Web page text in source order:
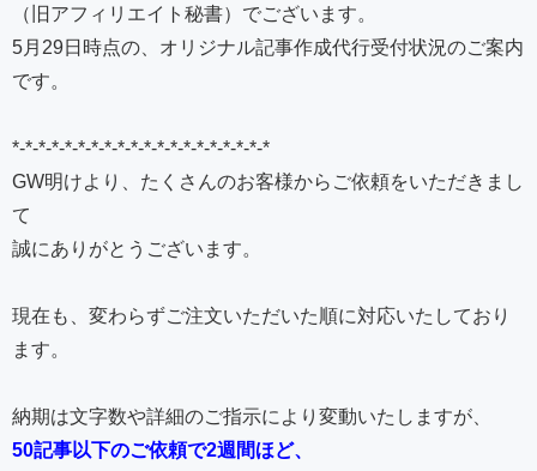
（旧アフィリエイト秘書）でございます。
5月29日時点の、オリジナル記事作成代行受付状況のご案内
です。
*-*-*-*-*-*-*-*-*-*-*-*-*-*-*-*-*-*-*-*
GW明けより、たくさんのお客様からご依頼をいただきまし
て
誠にありがとうございます。
現在も、変わらずご注文いただいた順に対応いたしており
ます。
納期は文字数や詳細のご指示により変動いたしますが、
50記事以下のご依頼で2週間ほど、